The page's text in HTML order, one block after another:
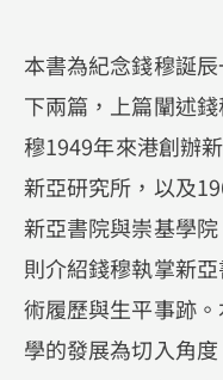
本書為紀念錢穆誕
下兩篇，上篇闡述
穆1949年來港創辦
新亞研究所，以及
新亞書院與崇基學
則介紹錢穆執掌新
術履歷與生平事跡
學的發展為切入角